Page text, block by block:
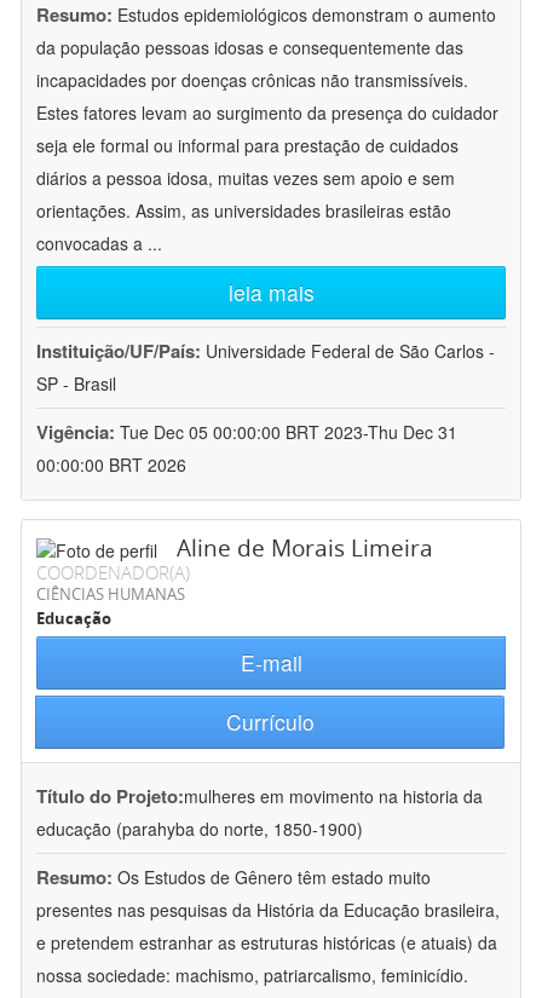
Resumo: Estudos epidemiológicos demonstram o aumento
da população pessoas idosas e consequentemente das
incapacidades por doenças crônicas não transmissíveis.
Estes fatores levam ao surgimento da presença do cuidador
seja ele formal ou informal para prestação de cuidados
diários a pessoa idosa, muitas vezes sem apoio e sem
orientações. Assim, as universidades brasileiras estão
convocadas a ...
leia mais
Instituição/UF/País: Universidade Federal de São Carlos -
SP - Brasil
Vigência: Tue Dec 05 00:00:00 BRT 2023-Thu Dec 31
00:00:00 BRT 2026
Aline de Morais Limeira
COORDENADOR(A)
CIÊNCIAS HUMANAS
Educação
E-mail
Currículo
Título do Projeto:mulheres em movimento na historia da
educação (parahyba do norte, 1850-1900)
Resumo: Os Estudos de Gênero têm estado muito
presentes nas pesquisas da História da Educação brasileira,
e pretendem estranhar as estruturas históricas (e atuais) da
nossa sociedade: machismo, patriarcalismo, feminicídio.